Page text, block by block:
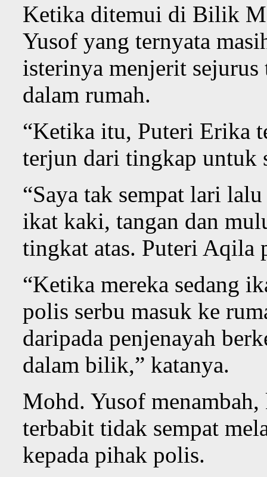
Ketika ditemui di Bilik
Yusof yang ternyata
isterinya menjerit sejurus
dalam rumah.
“Ketika itu, Puteri Erika
terjun dari tingkap untuk
“Saya tak sempat lari
ikat kaki, tangan dan
tingkat atas. Puteri
“Ketika mereka sedang
polis serbu masuk ke
daripada penjenayah
dalam bilik,” katanya.
Mohd. Yusof
terbabit tidak sempat
kepada pihak polis.